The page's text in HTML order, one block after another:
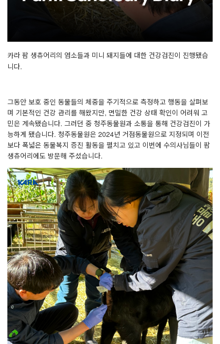
카라 팜 생츄어리의 염소들과 미니 돼지들에 대한 건강검진이 진행됐습
니다.
그동안 보호 중인 동물들의 체중을 주기적으로 측정하고 행동을 살펴보
며 기본적인 건강 관리를 해왔지만, 면밀한 건강 상태 확인이 어려워 고
민은 계속됐습니다. 그러던 중 청주동물원과 소통을 통해 건강검진이 가
능하게 됐습니다. 청주동물원은 2024년 거점동물원으로 지정되며 이전
보다 폭넓은 동물복지 증진 활동을 펼치고 있고 이번에 수의사님들이 팜
생츄어리에도 방문해 주셨습니다.